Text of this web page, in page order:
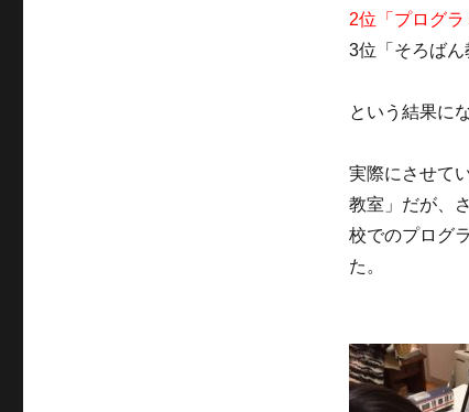
2位「プログ
3位「そろばん
という結果に
実際にさせて
教室」だが、
校でのプログ
た。